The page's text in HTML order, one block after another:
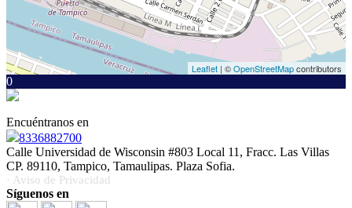
Leaflet | ©OpenStreetMapcontributors
0
Encuéntranos en
8336882700
Calle Universidad de Wisconsin #803 Local 11, Fracc. Las Villas
CP. 89110, Tampico, Tamaulipas. Plaza Sofia.
· Aviso de Privacidad
Síguenos en